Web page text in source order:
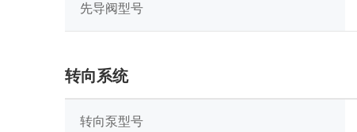
先导阀型号
转向系统
转向泵型号